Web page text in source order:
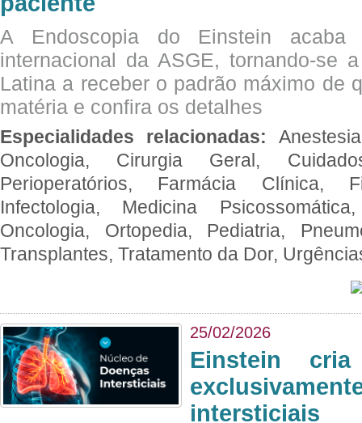
A Endoscopia do Einstein
internacional da ASGE, tornando-se
Latina a receber o padrão máximo de
matéria e confira os detalhes
Especialidades relacionadas:
Oncologia, Cirurgia Geral,
Perioperatórios, Farmácia Clínica,
Infectologia, Medicina
Oncologia, Ortopedia, Pediatria,
Transplantes, Tratamento da Dor,
25/02/2026
Einstein
intersticiais